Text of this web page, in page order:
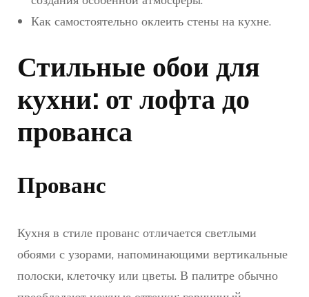
Как самостоятельно оклеить стены на кухне.
Стильные обои для
кухни: от лофта до
прованса
Прованс
Кухня в стиле прованс отличается светлыми
обоями с узорами, напоминающими вертикальные
полоски, клеточку или цветы. В палитре обычно